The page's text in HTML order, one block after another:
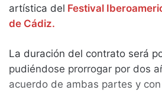
artística del Festival
de Cádiz.
La duración del contrato será
pudiéndose prorrogar por dos
acuerdo de ambas partes y